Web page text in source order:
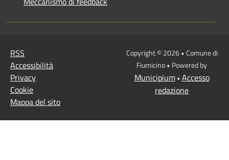
RSS
Accessibilità
Privacy
Cookie
Mappa del sito
Copyright © 2026 • Comune di
Fiumicino • Powered by
Municipium• Accesso
redazione